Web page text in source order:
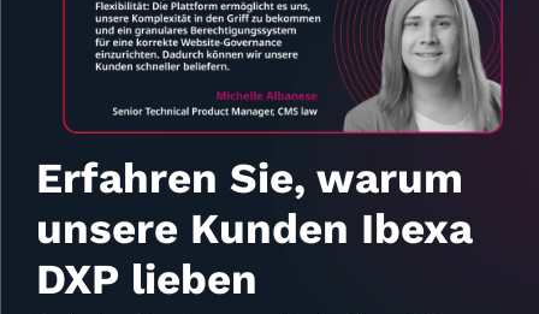
Erfahren Sie, warum
unsere Kunden Ibexa
DXP lieben